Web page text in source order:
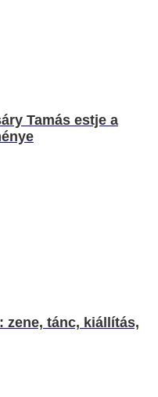
Tamás estje a
zene, tánc, kiállítás,